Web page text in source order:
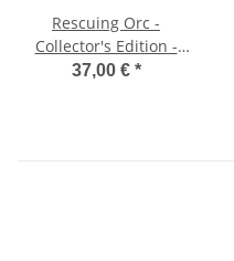
Rescuing Orc -
Collector's Edition -
Modul
37,00 € *